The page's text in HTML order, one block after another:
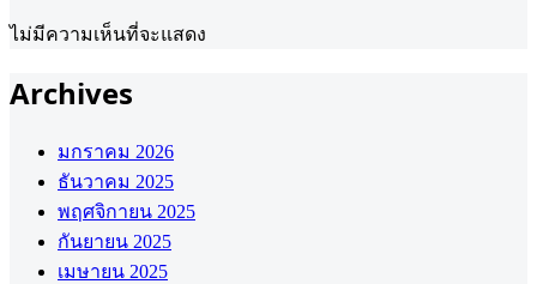
ไม่มีความเห็นที่จะแสดง
Archives
มกราคม 2026
ธันวาคม 2025
พฤศจิกายน 2025
กันยายน 2025
เมษายน 2025